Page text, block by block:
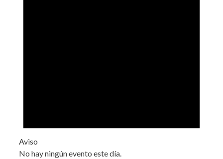
Aviso
No hay ningún evento este día.